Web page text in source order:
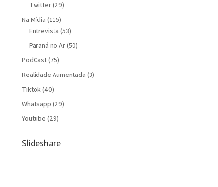
Twitter(29)
Na Mídia (115)
Entrevista (53)
Paraná no Ar(50)
PodCast(75)
Realidade Aumentada (3)
Tiktok(40)
Whatsapp (29)
Youtube (29)
Slideshare